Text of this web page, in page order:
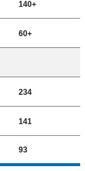
140+
60+
234
141
93